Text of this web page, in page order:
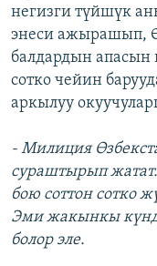
негизги түйшүк
энеси ажырашып,
балдардын апасын
сотко чейин
аркылуу
- Милиция
сураштырып
бою соттон сотко
Эми жакынкы
болор эле.